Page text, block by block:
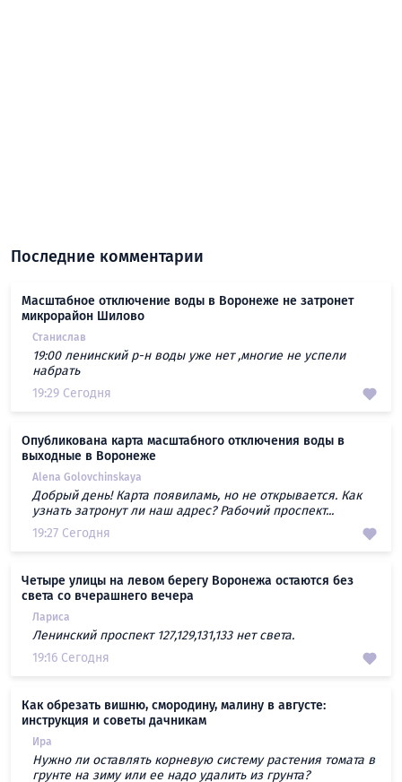
Последние комментарии
Масштабное отключение воды в Воронеже не затронет
микрорайон Шилово
Станислав
19:00 ленинский р-н воды уже нет ,многие не успели
набрать
19:29 Сегодня
Опубликована карта масштабного отключения воды в
выходные в Воронеже
Alena Golovchinskaya
Добрый день! Карта появиламь, но не открывается. Как
узнать затронут ли наш адрес? Рабочий проспект...
19:27 Сегодня
Четыре улицы на левом берегу Воронежа остаются без
света со вчерашнего вечера
Лариса
Ленинский проспект 127,129,131,133 нет света.
19:16 Сегодня
Как обрезать вишню, смородину, малину в августе:
инструкция и советы дачникам
Ира
Нужно ли оставлять корневую систему растения томата в
грунте на зиму или ее надо удалить из грунта?